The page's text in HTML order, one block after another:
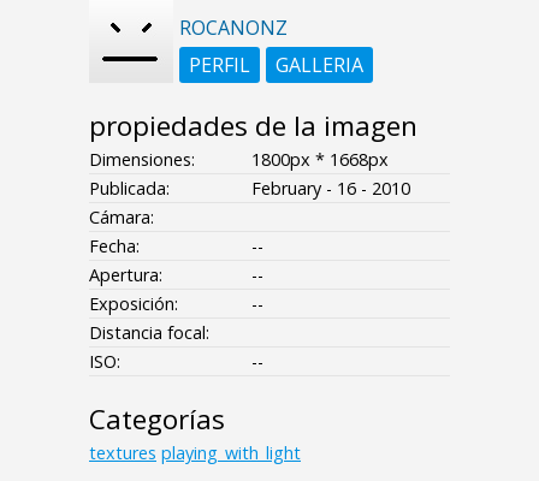
ROCANONZ
PERFIL
GALLERIA
propiedades de la imagen
Dimensiones:
1800px * 1668px
Publicada:
February - 16 - 2010
Cámara:
Fecha:
--
Apertura:
--
Exposición:
--
Distancia focal:
ISO:
--
Categorías
textures playing_with_light